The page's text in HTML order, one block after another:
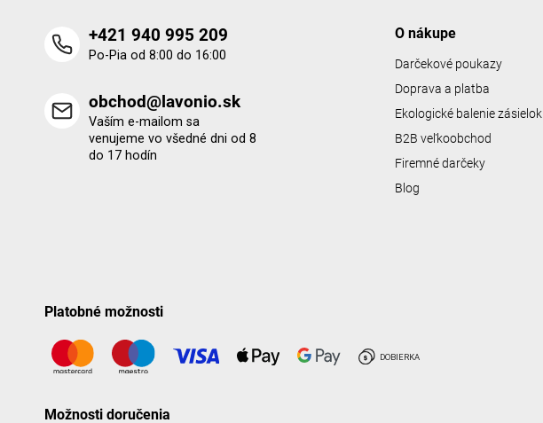
+421 940 995 209
Po-Pia od 8:00 do 16:00
obchod@lavonio.sk
Vaším e-mailom sa
venujeme vo všedné dni od 8
do 17 hodín
O nákupe
Darčekové poukazy
Doprava a platba
Ekologické balenie zásielok
B2B veľkoobchod
Firemné darčeky
Blog
Platobné možnosti
Možnosti doručenia